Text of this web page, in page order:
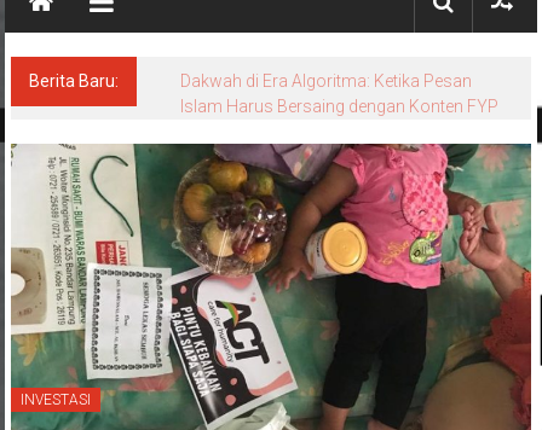
Mitra
Terpercaya
Berita Baru:
Dakwah di Era Algoritma: Ketika Pesan
Islam Harus Bersaing dengan Konten FYP
INVESTASI